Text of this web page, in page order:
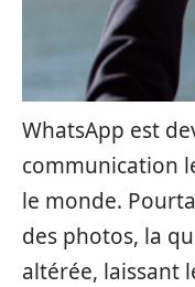
WhatsApp est
communication
le monde.
des photos, la
altérée, laissant